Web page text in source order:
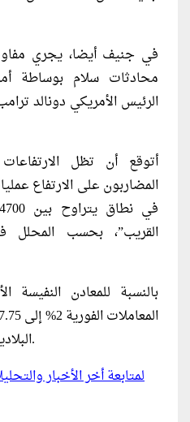
في جنيف أيضا، يجري
محادثات سلام بوساطة
الرئيس الأمريكي دونالد
المضاربون على الارتفاع
القريب”، بحسب
بالنسبة للمعادن النفيسة
البلاديوم 2.4% إلى 1722.22 دولار.
لمتابعة أخر الأخبار